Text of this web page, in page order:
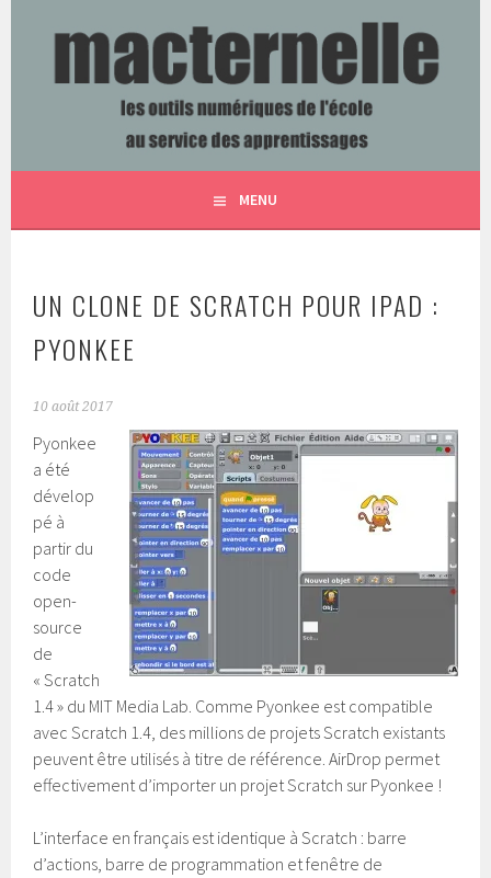
MACTERNELLE
LES OUTILS NUMÉRIQUES DE L'ÉCOLE AU SERVICE DES
MENU
UN CLONE DE SCRATCH POUR IPAD :
PYONKEE
10 août 2017
Pyonkee
a été
dévelop
pé à
partir du
code
open-
source
de
« Scratch
1.4 » du MIT Media Lab. Comme Pyonkee est compatible
avec Scratch 1.4, des millions de projets Scratch existants
peuvent être utilisés à titre de référence. AirDrop permet
effectivement d’importer un projet Scratch sur Pyonkee !
L’interface en français est identique à Scratch : barre
d’actions, barre de programmation et fenêtre de